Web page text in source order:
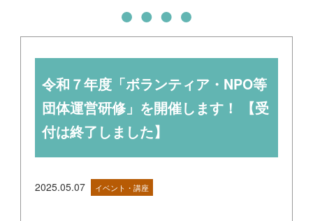
令和７年度「ボランティア・NPO等
団体運営研修」を開催します！ 【受
付は終了しました】
2025.05.07 イベント・講座